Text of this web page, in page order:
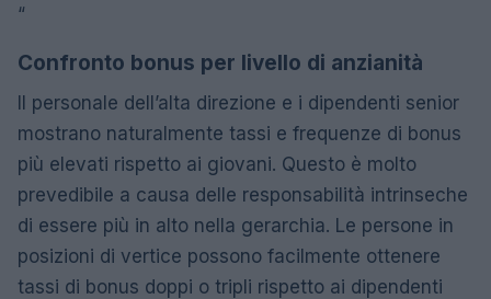
“
Confronto bonus per livello di anzianità
Il personale dell’alta direzione e i dipendenti senior
mostrano naturalmente tassi e frequenze di bonus
più elevati rispetto ai giovani. Questo è molto
prevedibile a causa delle responsabilità intrinseche
di essere più in alto nella gerarchia. Le persone in
posizioni di vertice possono facilmente ottenere
tassi di bonus doppi o tripli rispetto ai dipendenti